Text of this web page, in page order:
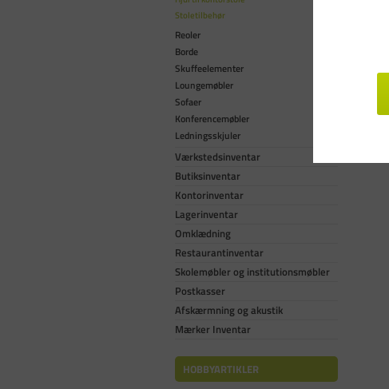
Stoletilbehør
Reoler
Borde
Skuffeelementer
Loungemøbler
Sofaer
Konferencemøbler
Ledningsskjuler
Værkstedsinventar
Butiksinventar
Kontorinventar
Lagerinventar
Omklædning
Restaurantinventar
Skolemøbler og institutionsmøbler
Postkasser
Afskærmning og akustik
Mærker Inventar
HOBBYARTIKLER